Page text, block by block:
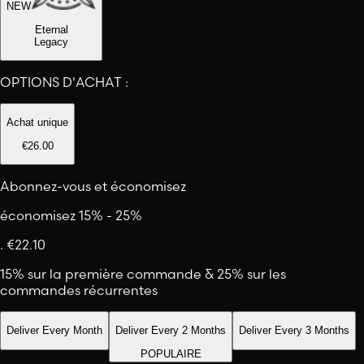
NEW
Eternal
Legacy
OPTIONS D'ACHAT :
Achat unique
€26.00
Abonnez-vous et économisez
économisez 15% - 25%
. €22.10
15% sur la première commande & 25% sur les
commandes récurrentes
Deliver Every Month
Deliver Every 2 Months
POPULAIRE
Deliver Every 3 Months